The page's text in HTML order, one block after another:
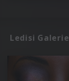
Ledisi Galerie